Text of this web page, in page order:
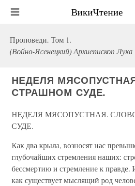
ВикиЧтение
Проповеди. Том 1.
(Войно-Ясенецкий) Архиепископ Лука
НЕДЕЛЯ
СТРАШНОМ СУДЕ.
НЕДЕЛЯ МЯСОПУСТНАЯ.
СУДЕ.
Как два крыла, возносят нас
глубочайших стремления наших:
бессмертию и стремление к правде.
как существует мыслящий род